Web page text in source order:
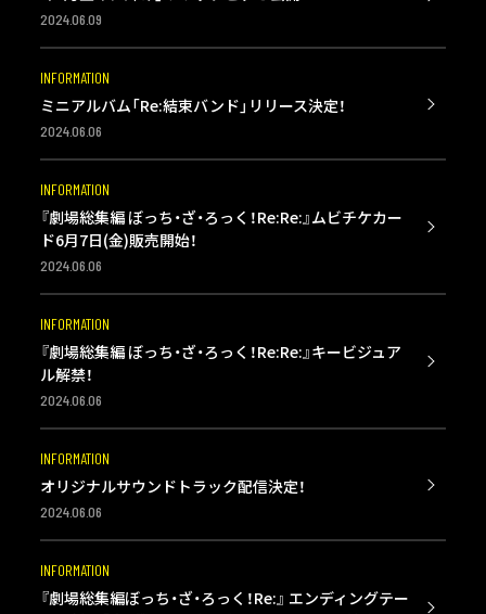
2024.06.09
INFORMATION
ミニアルバム「Re:結束バンド」リリース決定！
2024.06.06
INFORMATION
『劇場総集編 ぼっち・ざ・ろっく！Re:Re:』ムビチケカー
ド6月7日(金)販売開始！
2024.06.06
INFORMATION
『劇場総集編 ぼっち・ざ・ろっく！Re:Re:』キービジュア
ル解禁！
2024.06.06
INFORMATION
オリジナルサウンドトラック配信決定！
2024.06.06
INFORMATION
『劇場総集編ぼっち・ざ・ろっく！Re:』 エンディングテー